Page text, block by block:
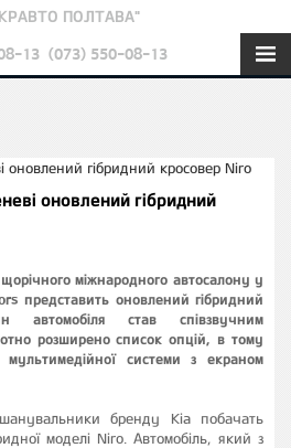
ПОЛТАВА"
13 (073) 550-08-13
оновлений гібридний
міжнародного автосалону у
представить оновлений гібридний
автомобіля став співзвучним
розширено список опцій, в тому
системи з екраном
бренду Kia побачать
моделі Niro. Автомобіль, який з